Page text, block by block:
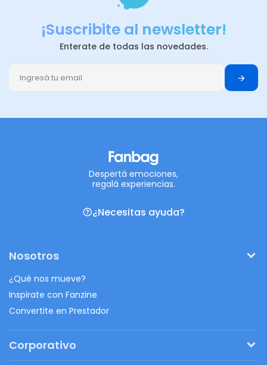
¡Suscribite al newsletter!
Enterate de todas las novedades.
Despertá emociones,
regalá experiencias.
¿Necesitas ayuda?
Nosotros
¿Qué nos mueve?
Inspirate con Fanzine
Convertite en Prestador
Corporativo